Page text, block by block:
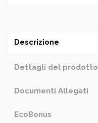
Descrizione
Dettagli del prodotto
Documenti Allegati
EcoBonus